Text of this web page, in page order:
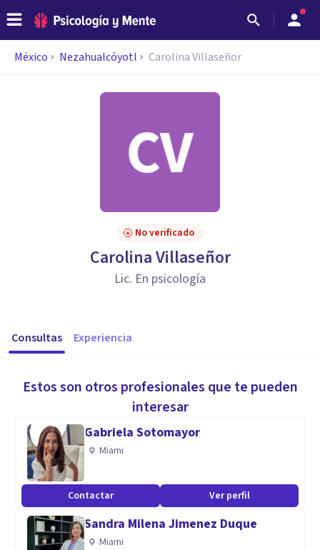
México Nezahualcóyotl Carolina Villaseñor
No verificado
Carolina Villaseñor
Lic. En psicología
Consultas Experiencia
Estos son otros profesionales que te pueden
interesar
Gabriela Sotomayor
Miami
Contactar Ver perfil
Sandra Milena Jimenez Duque
Miami